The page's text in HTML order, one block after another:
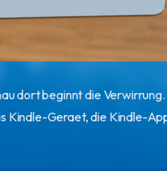
dort beginnt die
Kindle-Geraet, die Kindle-